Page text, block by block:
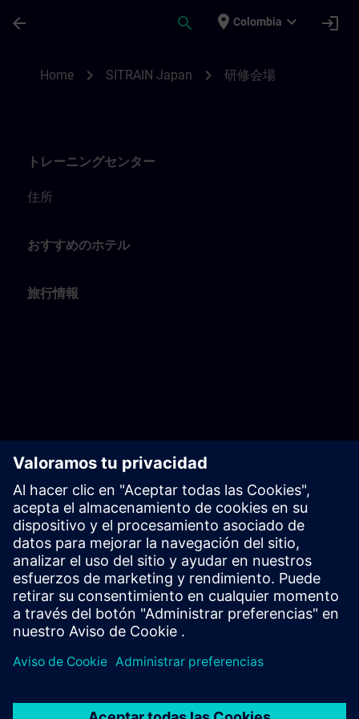
arrow_back search place Colombia expand_more login
Home chevron_right SITRAIN Japan chevron_right 研修会場
トレーニングセンター
住所
おすすめのホテル
旅行情報